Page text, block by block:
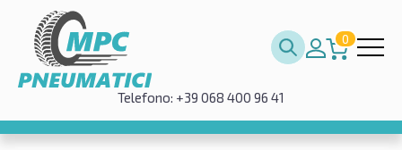
0
Telefono: +39 068 400 96 41